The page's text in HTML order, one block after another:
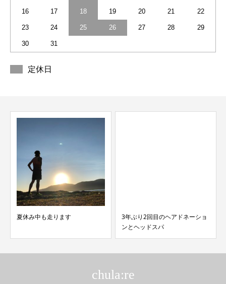
16 17 18 19 20 21 22
23 24 25 26 27 28 29
30 31
定休日
夏休み中も走ります
3年ぶり2回目のヘアドネーショ
ンとヘッドスパ
chula:re